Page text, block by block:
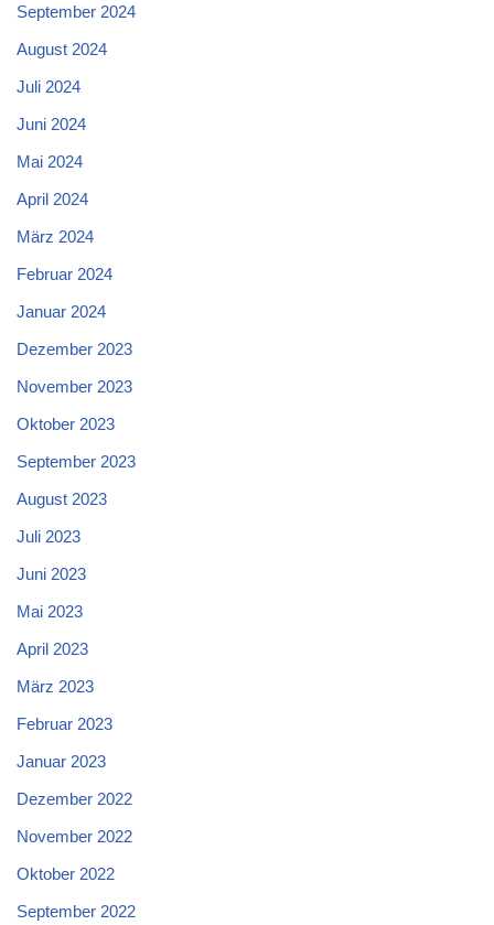
September 2024
August 2024
Juli 2024
Juni 2024
Mai 2024
April 2024
März 2024
Februar 2024
Januar 2024
Dezember 2023
November 2023
Oktober 2023
September 2023
August 2023
Juli 2023
Juni 2023
Mai 2023
April 2023
März 2023
Februar 2023
Januar 2023
Dezember 2022
November 2022
Oktober 2022
September 2022